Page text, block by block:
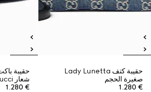
حقيبة كتف Lady Lunetta
صغيرة الحجم
€ 1.280
حقيبة
شعار Gucci
€ 1.280